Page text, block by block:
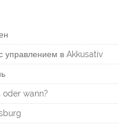
управлением в Akkusativ
oder wann?